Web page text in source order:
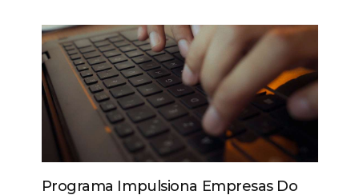
Programa Impulsiona Empresas Do